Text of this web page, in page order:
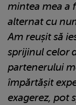
mintea mea a
alternat cu
Am reușit să
sprijinul celor
partenerului
împărtășit
exagerez, pot